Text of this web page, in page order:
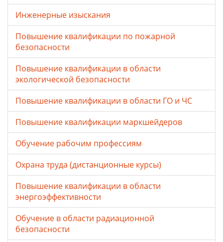
Инженерные изыскания
Повышение квалификации по пожарной
безопасности
Повышение квалификации в области
экологической безопасности
Повышение квалификации в области ГО и ЧС
Повышение квалификации маркшейдеров
Обучение рабочим профессиям
Охрана труда (дистанционные курсы)
Повышение квалификации в области
энергоэффективности
Обучение в области радиационной
безопасности